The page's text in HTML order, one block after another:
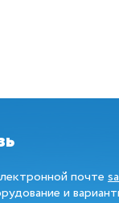
почте
и